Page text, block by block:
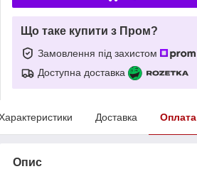
Що таке купити з Пром?
Замовлення під захистом
Доступна доставка
Доставка Оплата
Опис